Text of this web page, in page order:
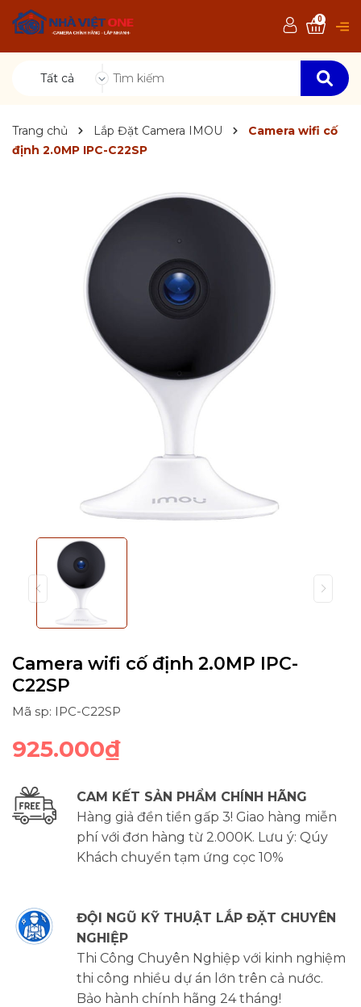
Tất cả
0
Trang chủ Lắp Đặt Camera IMOU
Camera wifi cố
định 2.0MP IPC-C22SP
Camera wifi cố định 2.0MP IPC-
C22SP
Mã sp: IPC-C22SP
925.000₫
CAM KẾT SẢN PHẨM CHÍNH HÃNG
Hàng giả đền tiền gấp 3! Giao hàng miễn
phí với đơn hàng từ 2.000K. Lưu ý: Qúy
Khách chuyển tạm ứng cọc 10%
ĐỘI NGŨ KỸ THUẬT LẮP ĐẶT CHUYÊN
NGHIỆP
Thi Công Chuyên Nghiệp với kinh nghiệm
thi công nhiều dự án lớn trên cả nước.
Bảo hành chính hãng 24 tháng!